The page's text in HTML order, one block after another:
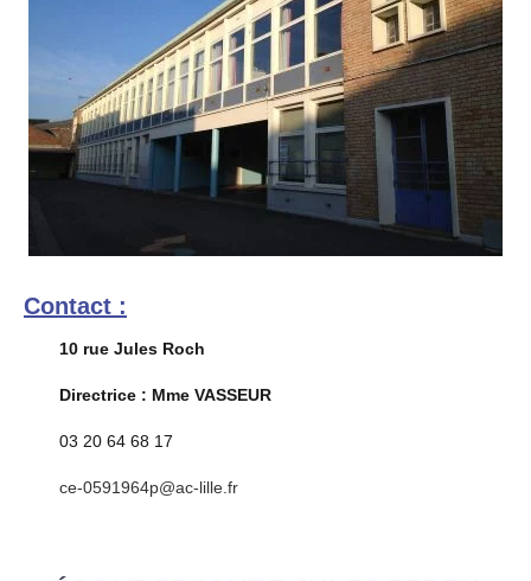
Contact :
10 rue Jules Roch
Directrice : Mme VASSEUR
03 20 64 68 17
ce-0591964p@ac-lille.fr